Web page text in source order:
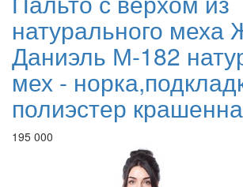
натурального меха
Даниэль М-182
мех -
полиэстер
195 000